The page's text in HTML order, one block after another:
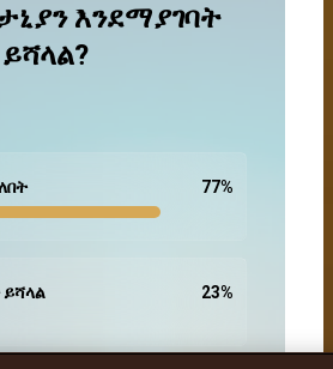
እንደማያገባት
77%
ይሻላል 23%